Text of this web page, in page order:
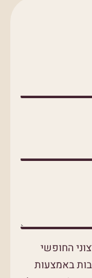
p
החופשי
באמצעות